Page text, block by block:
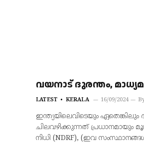
വയനാട് ദുരന്തം,
LATEST KERALA 16/09/2024
ഇന്ത്യയിലെവിടെയും
ചിലവഴിക്കുന്നത് പ്രധാനമായും
നിധി (NDRF), (ഇവ